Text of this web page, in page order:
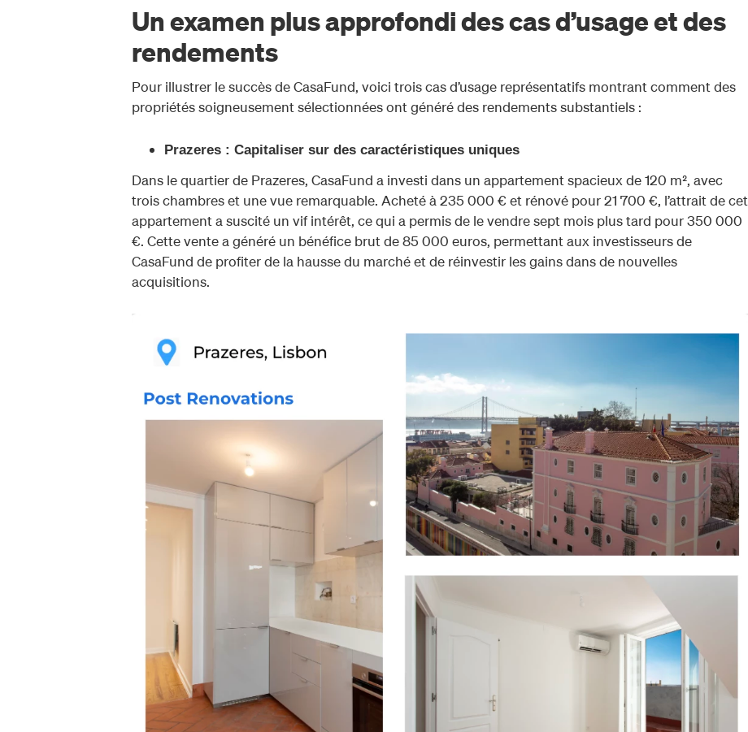
Un examen plus approfondi des cas d’usage et des
rendements
Pour illustrer le succès de CasaFund, voici trois cas d’usage représentatifs montrant comment des
propriétés soigneusement sélectionnées ont généré des rendements substantiels :
Prazeres : Capitaliser sur des caractéristiques uniques
Dans le quartier de Prazeres, CasaFund a investi dans un appartement spacieux de 120 m², avec
trois chambres et une vue remarquable. Acheté à 235 000 € et rénové pour 21 700 €, l’attrait de cet
appartement a suscité un vif intérêt, ce qui a permis de le vendre sept mois plus tard pour 350 000
€. Cette vente a généré un bénéfice brut de 85 000 euros, permettant aux investisseurs de
CasaFund de profiter de la hausse du marché et de réinvestir les gains dans de nouvelles
acquisitions.